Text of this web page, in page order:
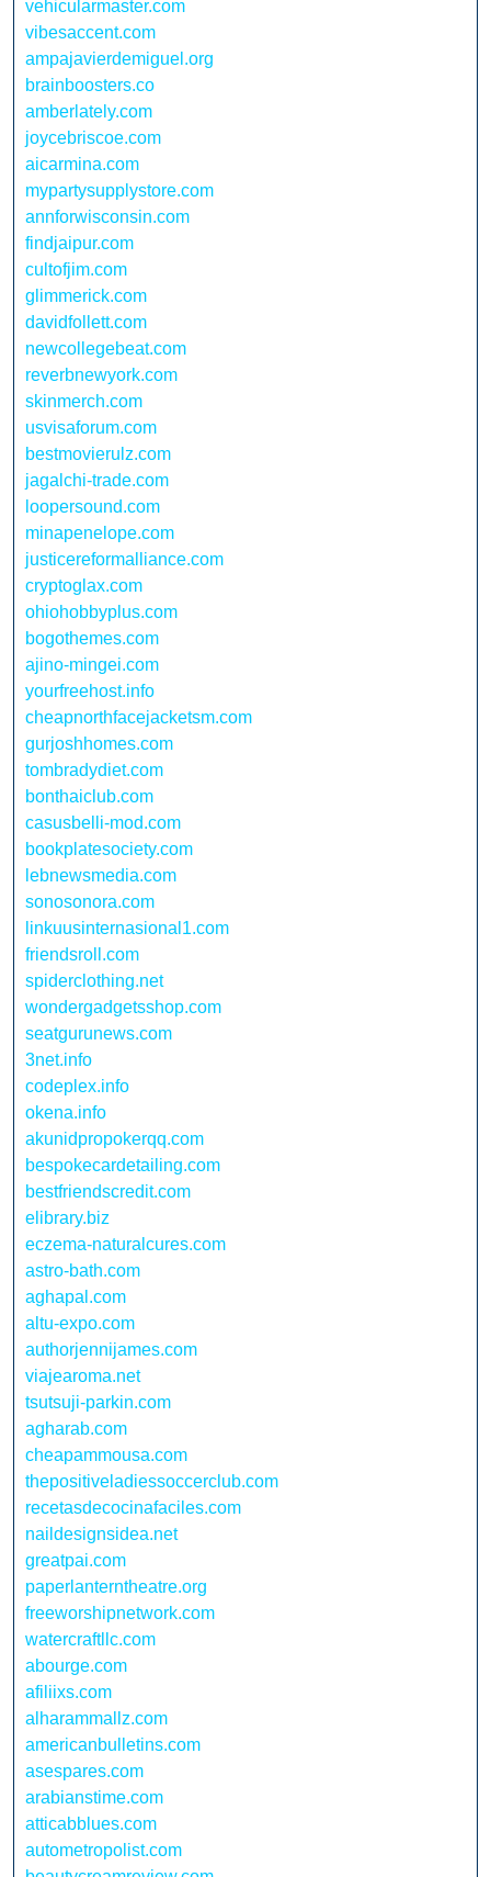
vehicularmaster.com
vibesaccent.com
ampajavierdemiguel.org
brainboosters.co
amberlately.com
joycebriscoe.com
aicarmina.com
mypartysupplystore.com
annforwisconsin.com
findjaipur.com
cultofjim.com
glimmerick.com
davidfollett.com
newcollegebeat.com
reverbnewyork.com
skinmerch.com
usvisaforum.com
bestmovierulz.com
jagalchi-trade.com
loopersound.com
minapenelope.com
justicereformalliance.com
cryptoglax.com
ohiohobbyplus.com
bogothemes.com
ajino-mingei.com
yourfreehost.info
cheapnorthfacejacketsm.com
gurjoshhomes.com
tombradydiet.com
bonthaiclub.com
casusbelli-mod.com
bookplatesociety.com
lebnewsmedia.com
sonosonora.com
linkuusinternasional1.com
friendsroll.com
spiderclothing.net
wondergadgetsshop.com
seatgurunews.com
3net.info
codeplex.info
okena.info
akunidpropokerqq.com
bespokecardetailing.com
bestfriendscredit.com
elibrary.biz
eczema-naturalcures.com
astro-bath.com
aghapal.com
altu-expo.com
authorjennijames.com
viajearoma.net
tsutsuji-parkin.com
agharab.com
cheapammousa.com
thepositiveladiessoccerclub.com
recetasdecocinafaciles.com
naildesignsidea.net
greatpai.com
paperlanterntheatre.org
freeworshipnetwork.com
watercraftllc.com
abourge.com
afiliixs.com
alharammallz.com
americanbulletins.com
asespares.com
arabianstime.com
atticabblues.com
autometropolist.com